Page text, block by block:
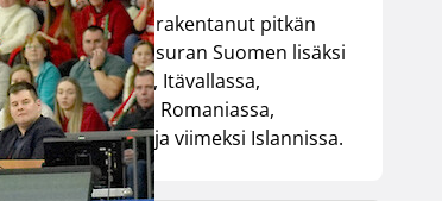
Dolenc on rakentanut pitkän
ammattilaisuran Suomen lisäksi
Ranskassa, Itävallassa,
Liettuassa, Romaniassa,
Bosniassa ja viimeksi Islannissa.